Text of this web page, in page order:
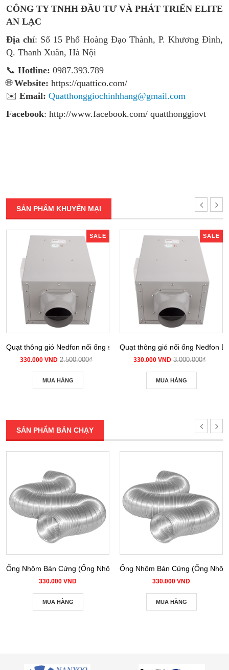
CÔNG TY TNHH ĐẦU TƯ VÀ PHÁT TRIỂN ELITE
AN LẠC
Địa chỉ: Số 15 Phố Hoàng Đạo Thành, P. Khương Đình,
Q. Thanh Xuân, Hà Nội
📞 Hotline: 0987.393.789
🌐Website: https://quattico.com/
✉️ Email: Quatthonggiochinhhang@gmail.com
Facebook: http://www.facebook.com/ quatthonggiovt
SẢN PHẨM KHUYẾN MẠI
SALE
Quạt thông gió Nedfon nối ống siêu âm DPT 10-12B
330.000 VND 2.500.000₫
MUA HÀNG
SALE
Quạt thông gió nối ống Nedfon
330.000 VND 3.000.000₫
MUA HÀNG
SẢN PHẨM BÁN CHẠY
Ống Nhôm Bán Cứng (Ống Nhôm Nhún) phi 100
330.000 VND
MUA HÀNG
Ống Nhôm Bán Cứng (Ống
330.000 VND
MUA HÀNG